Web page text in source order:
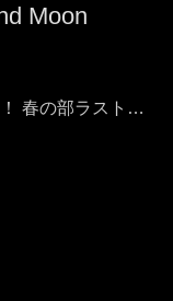
Moon
春の部ラスト…